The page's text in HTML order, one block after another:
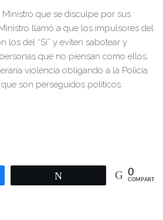
que se disculpe por sus
llamó a que los impulsores del
los del “Sí” y eviten sabotear y
que no piensan como ellos,
violencia obligando a la Policía
son perseguidos políticos.
0
COMPARTIR